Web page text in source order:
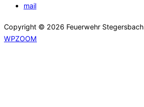
mail
Copyright © 2026 Feuerwehr Stegersbach
WPZOOM